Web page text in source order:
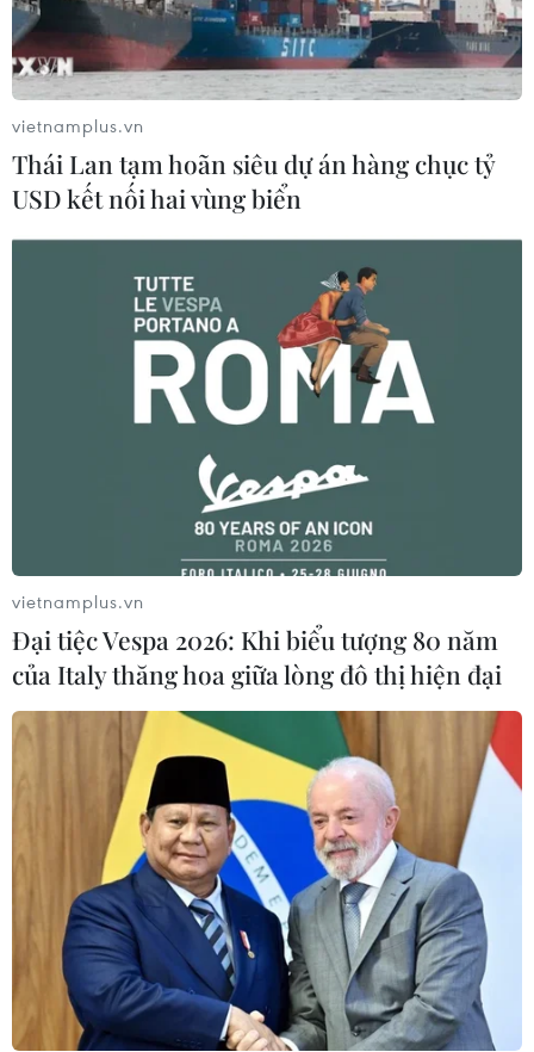
Chính phủ Nhật Bản từ chối các sản phẩm
của Huawei và ZTE
Chính phủ Nhật Bản ngày 10/12 đã quyết định đưa các
tập đoàn sản xuất thiết bị viễn thông khổng lồ của Trung
Quốc là Huawei Technology và ZTE Corp. ra khỏi danh
sách các nhà cung cấp khi mua sắm công.
Vụ Huawei "thêm dầu vào
lửa” quan hệ Mỹ-Trung
10/12/2018 08:33
vietnamplus.vn
Thái Lan tạm hoãn siêu dự án hàng chục tỷ
USD kết nối hai vùng biển
vietnamplus.vn
Đại tiệc Vespa 2026: Khi biểu tượng 80 năm
của Italy thăng hoa giữa lòng đô thị hiện đại